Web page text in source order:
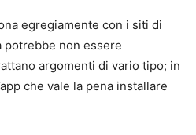
egregiamente con i siti di
non essere
argomenti di vario tipo; in
che vale la pena installare